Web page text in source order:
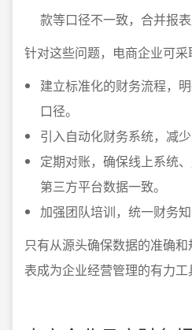
款等口径不一致，合并报表
针对这些问题，电商企业可采
建立标准化的财务流程，
口径。
引入自动化财务系统，减
定期对账，确保线上系统
第三方平台数据一致。
加强团队培训，统一财务知
只有从源头确保数据的准确
表成为企业经营管理的有力工